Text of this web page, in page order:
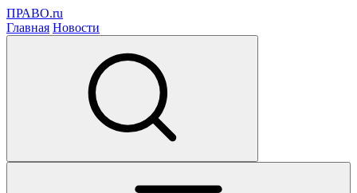
ПРАВО.ru
Главная Новости